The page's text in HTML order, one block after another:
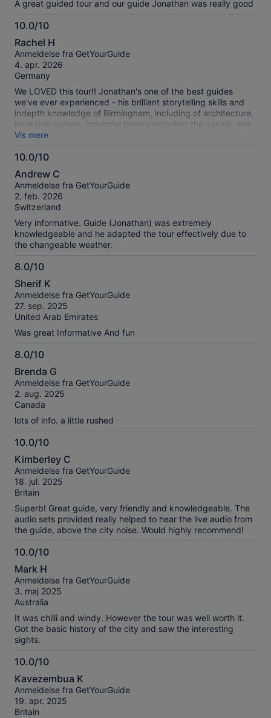
A great guided tour and our guide Jonathan was really good
10.0/10
10.0
ud
af
10
Rachel H
Anmeldelse fra GetYourGuide
4. apr. 2026
Germany
We LOVED this tour!! Jonathan's one of the best guides
we've ever experienced - his brilliant storytelling skills and
indepth knowledge of Birmingham, including of architecture,
local pop culture, industrial history including the canals, and
of course Peaky Blinders sites, made the tour both
informative and entertaining. Looking forward to returning to
Birmingham for more of Jonathan's other tours!
Vis mere
10.0/10
10.0
ud
af
10
Andrew C
Anmeldelse fra GetYourGuide
2. feb. 2026
Switzerland
Very informative. Guide (Jonathan) was extremely
knowledgeable and he adapted the tour effectively due to
the changeable weather.
8.0/10
8.0
ud
af
10
Sherif K
Anmeldelse fra GetYourGuide
27. sep. 2025
United Arab Emirates
Was great Informative And fun
8.0/10
8.0
ud
af
10
Brenda G
Anmeldelse fra GetYourGuide
2. aug. 2025
Canada
lots of info. a little rushed
10.0/10
10.0
ud
af
10
Kimberley C
Anmeldelse fra GetYourGuide
18. jul. 2025
Britain
Superb! Great guide, very friendly and knowledgeable. The
audio sets provided really helped to hear the live audio from
the guide, above the city noise. Would highly recommend!
10.0/10
10.0
ud
af
10
Mark H
Anmeldelse fra GetYourGuide
3. maj 2025
Australia
It was chilli and windy. However the tour was well worth it.
Got the basic history of the city and saw the interesting
sights.
10.0/10
10.0
ud
af
10
Kavezembua K
Anmeldelse fra GetYourGuide
19. apr. 2025
Britain